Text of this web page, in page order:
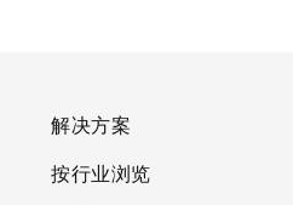
解决方案
按行业浏览